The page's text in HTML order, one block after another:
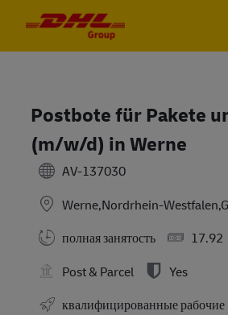
Postbote für Pakete
(m/w/d) in Werne
AV-137030
Werne,Nordrhein-
полная занятость
17.92
Post & Parcel
Yes
квалифицированные рабочие